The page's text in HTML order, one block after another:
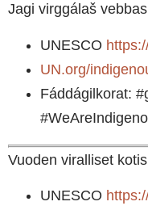
Jagi virggálaš
UNESCO
UN.org/
Fáddágilkorat:
Vuoden viralliset
UNESCO